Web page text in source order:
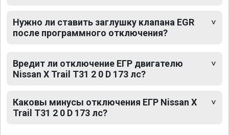
Нужно ли ставить заглушку клапана EGR
после программного отключения?
Вредит ли отключение ЕГР двигателю
Nissan X Trail T31 2 0 D 173 лс?
Каковы минусы отключения ЕГР Nissan X
Trail T31 2 0 D 173 лс?